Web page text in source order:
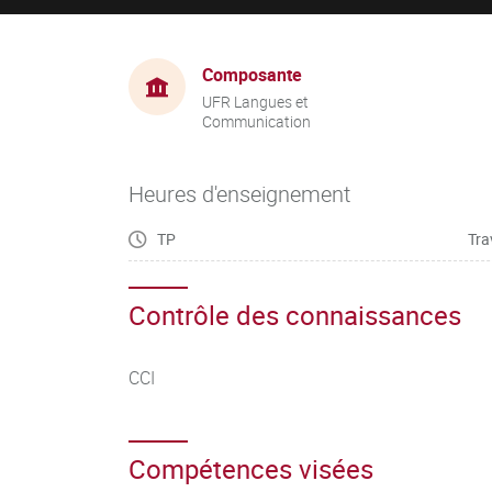
Composante
UFR Langues et
Communication
Heures d'enseignement
TP
Contrôle des connaissances
CCI
Compétences visées